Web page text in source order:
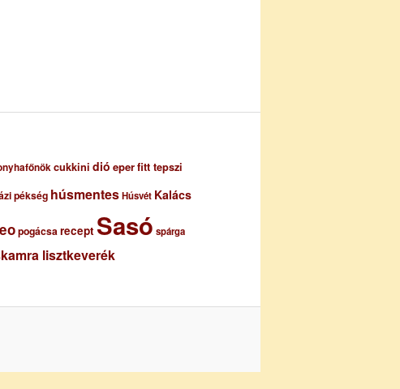
cukkini dió eperfitt tepszi
pékség húsmentesHúsvét Kalács
pogácsarecept Sasó spárga
lisztkeverék